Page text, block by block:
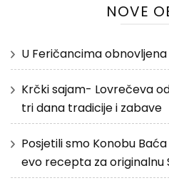
NOVE
U Feričancima
Krčki sajam- Lovrečeva
tri dana tradicije i zabave
Posjetili smo Konobu
evo recepta za originalnu